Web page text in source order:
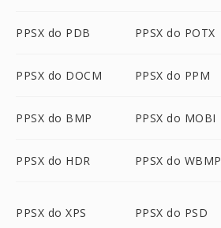
PPSX do PDB PPSX do POTX
PPSX do DOCM PPSX do PPM
PPSX do BMP PPSX do MOBI
PPSX do HDR PPSX do WBMP
PPSX do XPS PPSX do PSD